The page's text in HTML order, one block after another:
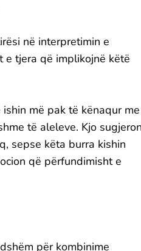
në interpretimin e
e tjera që implikojnë këtë
më pak të kënaqur me
të aleleve. Kjo
sepse këta burra kishin
që përfundimisht e
për kombinime